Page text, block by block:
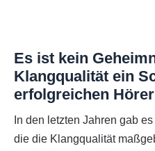
Es ist kein
Klangqualität ein
erfolgreichen
In den letzten Jahren gab
die die Klangqualität